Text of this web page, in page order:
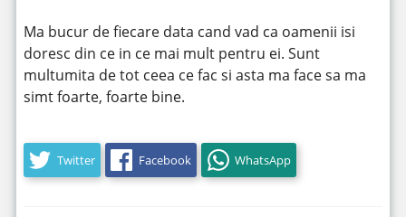
Ma bucur de fiecare data cand vad ca oamenii isi
doresc din ce in ce mai mult pentru ei. Sunt
multumita de tot ceea ce fac si asta ma face sa ma
simt foarte, foarte bine.
Twitter Facebook WhatsApp